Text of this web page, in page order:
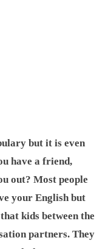
but it is even
have a friend,
out? Most people
your English but
kids between the
partners. They